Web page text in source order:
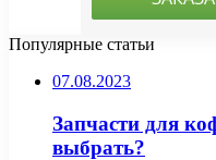
Популярные статьи
07.08.2023
Запчасти для
выбрать?